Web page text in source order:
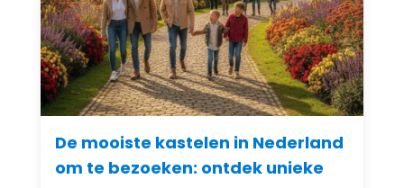
De mooiste kastelen in Nederland
om te bezoeken: ontdek unieke